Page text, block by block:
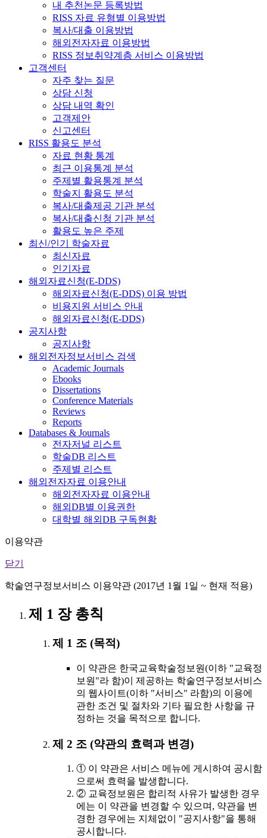
내 추천논문 등록방법
RISS 자료 유형별 이용방법
복사/대출 이용방법
해외전자자료 이용방법
RISS 정보취약계층 서비스 이용방법
고객센터
자주 찾는 질문
상담 신청
상담 내역 확인
고객제안
신고센터
RISS 활용도 분석
자료 현황 통계
최근 이용통계 분석
주제별 활용통계 분석
학술지 활용도 분석
복사/대출제공 기관 분석
복사/대출신청 기관 분석
활용도 높은 주제
최신/인기 학술자료
최신자료
인기자료
해외자료신청(E-DDS)
해외자료신청(E-DDS) 이용 방법
비용지원 서비스 안내
해외자료신청(E-DDS)
공지사항
공지사항
해외전자정보서비스 검색
Academic Journals
Ebooks
Dissertations
Conference Materials
Reviews
Reports
Databases & Journals
전자저널 리스트
학술DB 리스트
주제별 리스트
해외전자자료 이용안내
해외전자자료 이용안내
해외DB별 이용권한
대학별 해외DB 구독현황
이용약관
닫기
학술연구정보서비스 이용약관 (2017년 1월 1일 ~ 현재 적용)
제 1 장 총칙
제 1 조 (목적)
이 약관은 한국교육학술정보원(이하 "교육정
보원"라 함)이 제공하는 학술연구정보서비스
의 웹사이트(이하 "서비스" 라함)의 이용에
관한 조건 및 절차와 기타 필요한 사항을 규
정하는 것을 목적으로 합니다.
제 2 조 (약관의 효력과 변경)
① 이 약관은 서비스 메뉴에 게시하여 공시함
으로써 효력을 발생합니다.
② 교육정보원은 합리적 사유가 발생한 경우
에는 이 약관을 변경할 수 있으며, 약관을 변
경한 경우에는 지체없이 "공지사항"을 통해
공시합니다.